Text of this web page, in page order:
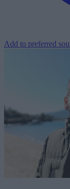
Add to preferred